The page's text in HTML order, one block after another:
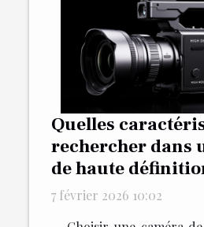
Quelles
rechercher dans
de haute
7 février 2026 10:02